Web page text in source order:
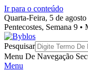
Ir para o conteúdo
Quarta-Feira, 5 de
Pentecostes, Semana 9 •
Byblos
Pesquisar
Menu De Navegação
Menu